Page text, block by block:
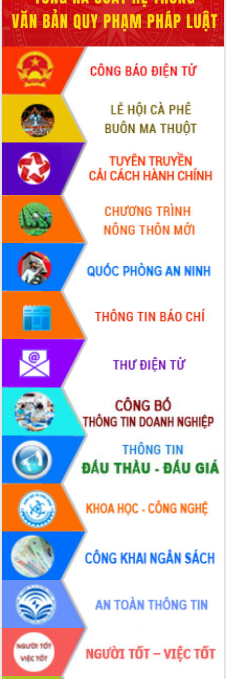
HĐND tỉnh thông qua điều chỉnh Quy
hoạch tỉnh thời kỳ 2021-2030
Hội thảo góp ý hồ sơ điều chỉnh quy
hoạch tỉnh Đắk Lắk thời kỳ 2021-2030,
tầm nhìn đến năm 2050
Nâng cao hiệu quả hoạt động của các
doanh nghiệp nhà nước
Hội nghị triển khai kết nối mạng
truyền số liệu chuyên dùng phục vụ cơ
quan Đảng, Nhà nước
Lễ phát động chuỗi hoạt động chung
tay làm sạch môi trường
Xã Ea Kar bước chuyển mình trong
công tác cải cách hành chính mô hình
UBND tỉnh họp báo định kỳ tháng 4
năm 2026
Hội thảo khoa học “Giải pháp thúc đẩy
phát triển nền kinh tế xanh tại tỉnh
Đắk Lắk”
Tăng cường giám sát, đôn đốc thực
hiện nhiệm vụ quản lý tài sản công
hàng tuần
Tháo gỡ những vướng mắc, đẩy mạnh
công tác cải cách thủ tục hành chính
tại Trung tâm Phục vụ hành chính
công tỉnh
Đắk Lắk: Tôn vinh 46 giải pháp tại Hội
thi Sáng tạo Kỹ thuật 2024 - 2025
Đắk Lắk rà soát, điều chỉnh Đề án 190
về phát triển nuôi trồng thủy sản
Phó Chủ tịch UBND tỉnh Đắk Lắk
Trương Công Thái kiểm tra thực địa
Dự án cao tốc Khánh Hòa - Buôn Ma
Thuột
Định vị cà phê Việt Nam như một “di
sản sống” trong dòng chảy toàn cầu
Xây dựng nông thôn mới: Nâng cao đời
sống người dân từ những mô hình thiết
Quyết liệt tháo gỡ vướng mắc, đẩy
nhanh tiến độ các dự án trọng điểm
trong Khu kinh tế Nam Phú Yên
Hòn Yến phát triển du lịch gắn với bảo
Lấy ý kiến điều chỉnh Quy hoạch tỉnh
Đắk Lắk thời kỳ 2021-2030, tầm nhìn
đến năm 2050
Phát động chiến dịch 30 ngày đêm
giải phóng mặt bằng Tuyến đường bộ
ven biển
Đắk Lắk nỗ lực thúc đẩy tăng trưởng
kinh tế từ 10% trở lên trong Quý
II/2026
Đắk Lắk ký kết thỏa thuận hợp tác về
chuyển đổi số giai đoạn 2026 – 2030
với Tập đoàn Bưu chính Viễn thông
Việt Nam
Thứ trưởng Bộ Y tế làm việc với tỉnh
Đắk Lắk về phát triển nhân lực y tế
cho trạm y tế cấp xã
Du lịch Đắk Lắk nâng tầm trải nghiệm